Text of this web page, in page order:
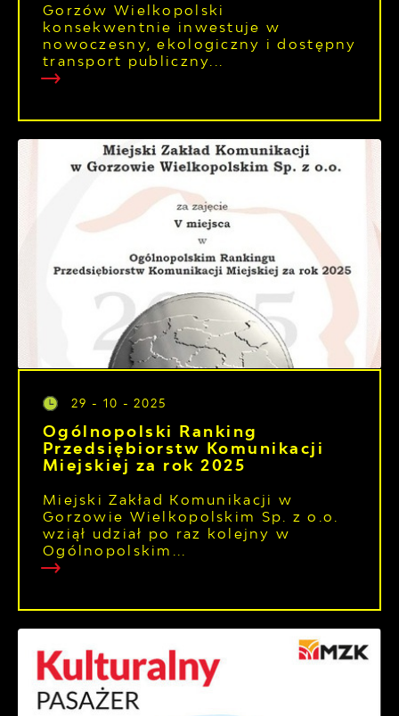
Gorzów Wielkopolski
konsekwentnie inwestuje w
nowoczesny, ekologiczny i dostępny
transport publiczny...
29 - 10 - 2025
Ogólnopolski Ranking
Przedsiębiorstw Komunikacji
Miejskiej za rok 2025
Miejski Zakład Komunikacji w
Gorzowie Wielkopolskim Sp. z o.o.
wziął udział po raz kolejny w
Ogólnopolskim...